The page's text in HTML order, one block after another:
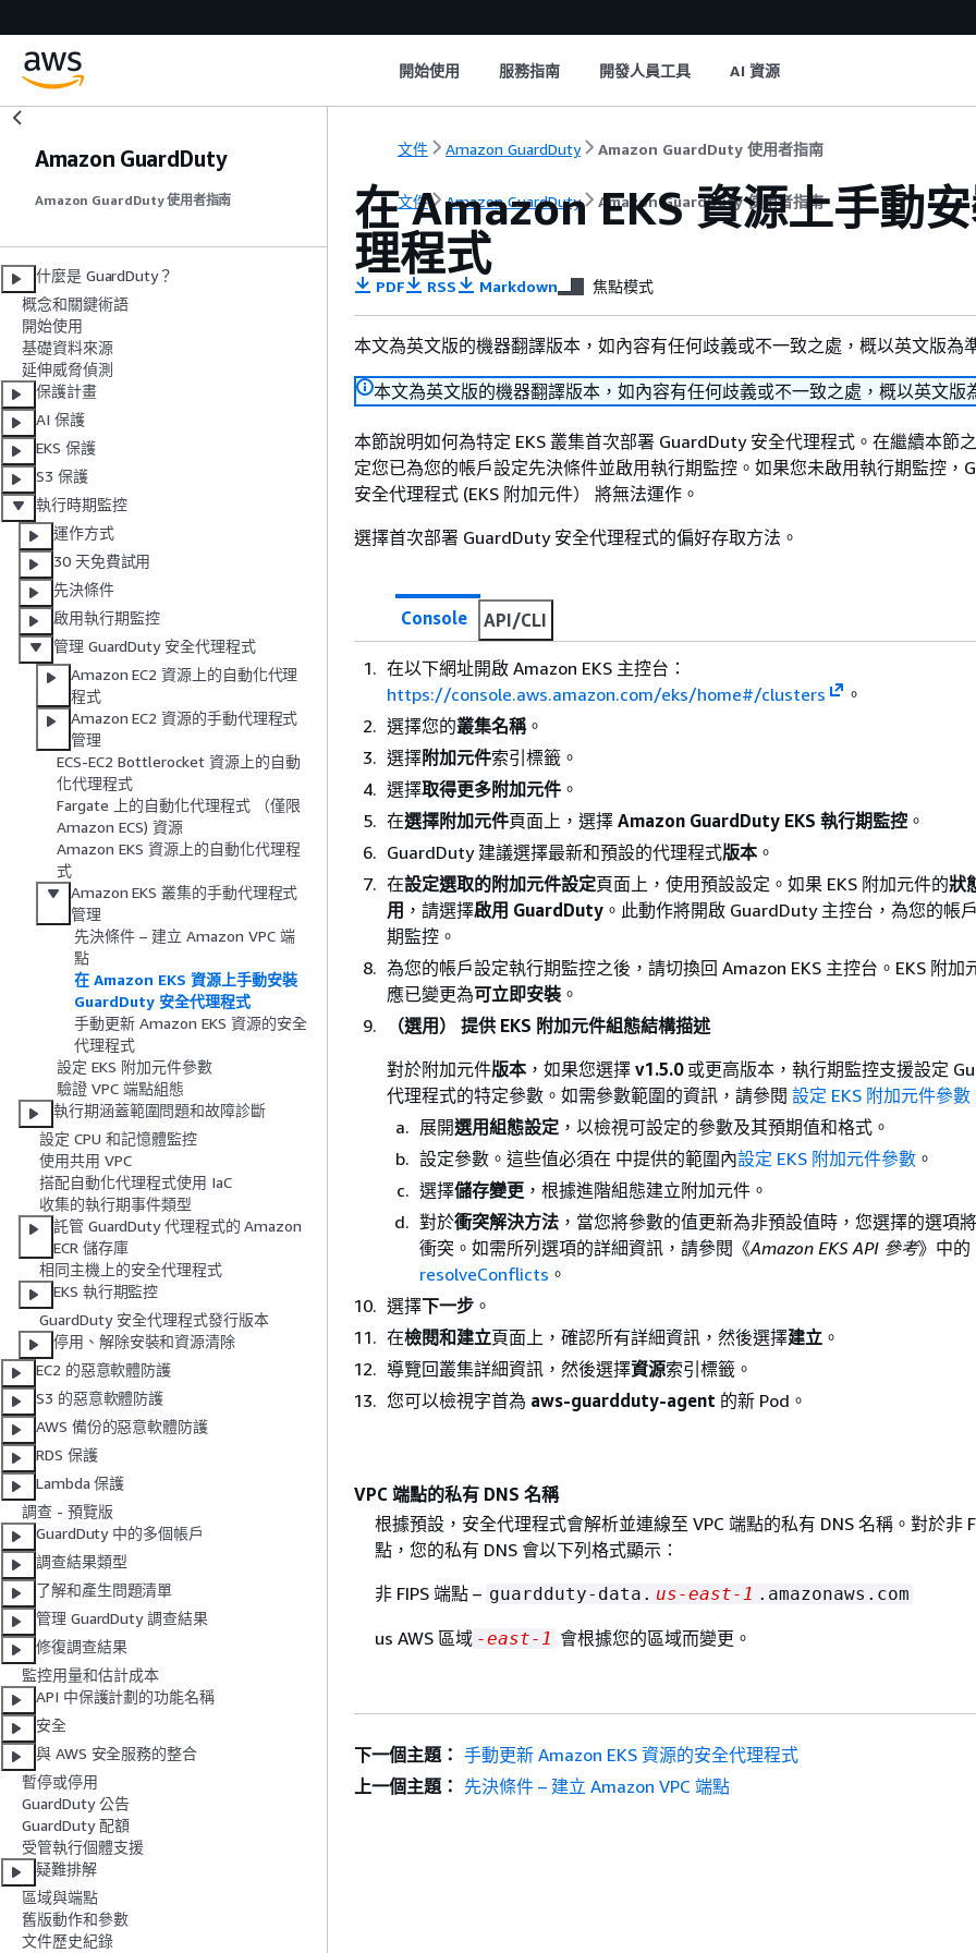
開始使用 服務指南 開發人員工具 AI 資源
Amazon GuardDuty
Amazon GuardDuty 使用者指南
什麼是 GuardDuty？
概念和關鍵術語
開始使用
基礎資料來源
延伸威脅偵測
保護計畫
AI 保護
EKS 保護
S3 保護
執行時期監控
運作方式
30 天免費試用
先決條件
啟用執行期監控
管理 GuardDuty 安全代理程式
Amazon EC2 資源上的自動化代理
程式
Amazon EC2 資源的手動代理程式
管理
ECS-EC2 Bottlerocket 資源上的自動
化代理程式
Fargate 上的自動化代理程式 （僅限
Amazon ECS) 資源
Amazon EKS 資源上的自動化代理程
式
Amazon EKS 叢集的手動代理程式
管理
先決條件 – 建立 Amazon VPC 端
點
在 Amazon EKS 資源上手動安裝
GuardDuty 安全代理程式
手動更新 Amazon EKS 資源的安全
代理程式
設定 EKS 附加元件參數
驗證 VPC 端點組態
執行期涵蓋範圍問題和故障診斷
設定 CPU 和記憶體監控
使用共用 VPC
搭配自動化代理程式使用 IaC
收集的執行期事件類型
託管 GuardDuty 代理程式的 Amazon
ECR 儲存庫
相同主機上的安全代理程式
EKS 執行期監控
GuardDuty 安全代理程式發行版本
停用、解除安裝和資源清除
EC2 的惡意軟體防護
S3 的惡意軟體防護
AWS 備份的惡意軟體防護
RDS 保護
Lambda 保護
調查 - 預覽版
GuardDuty 中的多個帳戶
調查結果類型
了解和產生問題清單
管理 GuardDuty 調查結果
修復調查結果
監控用量和估計成本
API 中保護計劃的功能名稱
安全
與 AWS 安全服務的整合
暫停或停用
GuardDuty 公告
GuardDuty 配額
受管執行個體支援
疑難排解
區域與端點
舊版動作和參數
文件歷史紀錄
文件 Amazon GuardDuty Amazon GuardDuty 使用者指南
文件 Amazon GuardDuty Amazon GuardDuty 使用者指南
在 Amazon EKS 資源上手動
理程式
PDF RSS Markdown 焦點模式
本文為英文版的機器翻譯版本，如內容有任何歧義或不一致之處，概以英文版為
本文為英文版的機器翻譯版本，如內容有任何歧義或不一致之處，概以英文版
本節說明如何為特定 EKS 叢集首次部署 GuardDuty 安全代理程式。在繼續本節
定您已為您的帳戶設定先決條件並啟用執行期監控。如果您未啟用執行期監控，
安全代理程式 (EKS 附加元件） 將無法運作。
選擇首次部署 GuardDuty 安全代理程式的偏好存取方法。
Console API/CLI
在以下網址開啟 Amazon EKS 主控台：
https://console.aws.amazon.com/eks/home#/clusters
。
選擇您的叢集名稱。
選擇附加元件索引標籤。
選擇取得更多附加元件 。
在選擇附加元件頁面上，選擇 Amazon GuardDuty EKS 執行期監控 。
GuardDuty 建議選擇最新和預設的代理程式版本。
在設定選取的附加元件設定頁面上，使用預設設定。如果 EKS 附加元件的狀
用 ，請選擇啟用 GuardDuty 。此動作將開啟 GuardDuty 主控台，為您的帳
期監控。
為您的帳戶設定執行期監控之後，請切換回 Amazon EKS 主控台。EKS 附加
應已變更為可立即安裝 。
（選用） 提供 EKS 附加元件組態結構描述
對於附加元件版本，如果您選擇 v1.5.0或更高版本，執行期監控支援設定
代理程式的特定參數。如需參數範圍的資訊，請參閱 設定 EKS 附加元件參數
展開選用組態設定 ，以檢視可設定的參數及其預期值和格式。
設定參數。這些值必須在 中提供的範圍內設定 EKS 附加元件參數 。
選擇儲存變更 ，根據進階組態建立附加元件。
對於衝突解決方法 ，當您將參數的值更新為非預設值時，您選擇的選項
衝突。如需所列選項的詳細資訊，請參閱《Amazon EKS API 參考》中的
resolveConflicts 。
選擇下一步 。
在檢閱和建立頁面上，確認所有詳細資訊，然後選擇建立 。
導覽回叢集詳細資訊，然後選擇資源索引標籤。
您可以檢視字首為 aws-guardduty-agent 的新 Pod。
VPC 端點的私有 DNS 名稱
根據預設，安全代理程式會解析並連線至 VPC 端點的私有 DNS 名稱。對於非
點，您的私有 DNS 會以下列格式顯示：
非 FIPS 端點 – guardduty-data. us-east-1 .amazonaws.com
us AWS 區域 -east-1 會根據您的區域而變更。
下一個主題： 手動更新 Amazon EKS 資源的安全代理程式
上一個主題： 先決條件 – 建立 Amazon VPC 端點